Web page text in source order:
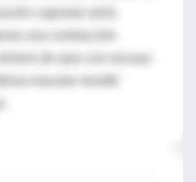
capsular sería
una contracción
de ojos con escasa